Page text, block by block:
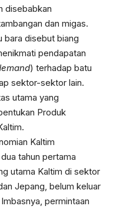
disebabkan
dan migas.
bara disebut biang
pendapatan
) terhadap batu
sektor-sektor lain.
utama yang
Produk
Kaltim
tahun pertama
utama Kaltim di sektor
Jepang, belum keluar
permintaan